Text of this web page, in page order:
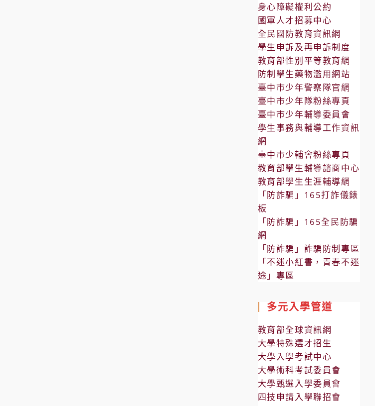
身心障礙權利公約
國軍人才招募中心
全民國防教育資訊網
學生申訴及再申訴制度
教育部性別平等教育網
防制學生藥物濫用網站
臺中市少年警察隊官網
臺中市少年隊粉絲專頁
臺中市少年輔導委員會
學生事務與輔導工作資訊
網
臺中市少輔會粉絲專頁
教育部學生輔導諮商中心
教育部學生生涯輔導網
「防詐騙」165打詐儀錶
板
「防詐騙」165全民防騙
網
「防詐騙」詐騙防制專區
「不迷小紅書，青春不迷
途」專區
多元入學管道
教育部全球資訊網
大學特殊選才招生
大學入學考試中心
大學術科考試委員會
大學甄選入學委員會
四技申請入學聯招會